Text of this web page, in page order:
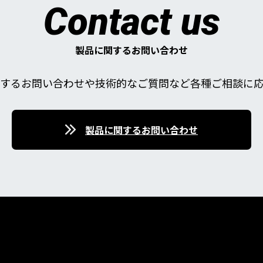
Contact us
製品に関するお問い合わせ
るお問い合わせや技術的なご質問など各種ご相談に応
製品に関するお問い合わせ